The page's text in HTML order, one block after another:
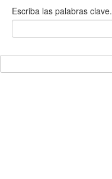
Escriba las palabras clave.